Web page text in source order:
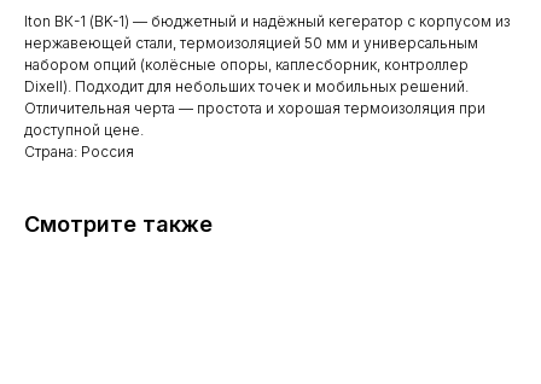
Iton ВК-1 (BK-1) — бюджетный и надёжный кегератор с корпусом из
нержавеющей стали, термоизоляцией 50 мм и универсальным
набором опций (колёсные опоры, каплесборник, контроллер
Dixell). Подходит для небольших точек и мобильных решений.
Отличительная черта — простота и хорошая термоизоляция при
доступной цене.
Страна: Россия
Смотрите также